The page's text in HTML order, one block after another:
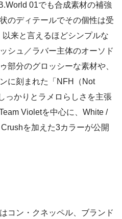
01でも合成素材の補強
のディテールでその個性は受
来と言えるほどシンプルな
シュ／ラバー主体のオーソド
部分のグロッシーな素材や、
に刻まれた「NFH（Not
っかりとラメロらしさを主張
Violetを中心に、White /
を加えた3カラーが公開
コン・クネッペル、ブランド